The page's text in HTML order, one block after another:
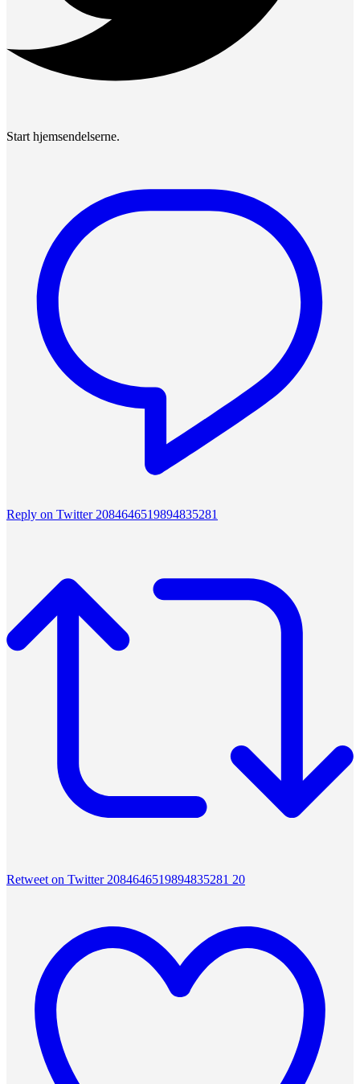
Start hjemsendelserne.
Reply on Twitter 2084646519894835281
Retweet on Twitter 2084646519894835281 20